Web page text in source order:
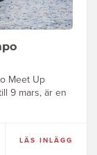
Meet Up
9 mars, är en
LÄS INLÄGG